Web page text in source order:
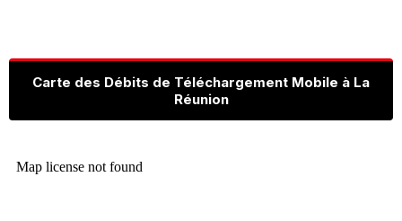
Carte des Débits de Téléchargement Mobile à La
Réunion